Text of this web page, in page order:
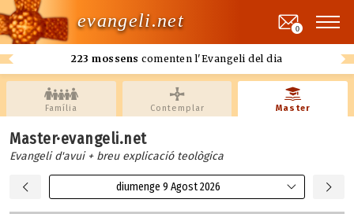
evangeli.net
223 mossens comenten l'Evangeli del dia
0
Família Contemplar Master
Master·evangeli.net
Evangeli d'avui + breu explicació teològica
diumenge 9 Agost 2026